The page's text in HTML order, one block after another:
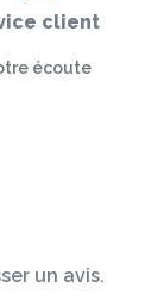
client
écoute
un avis.